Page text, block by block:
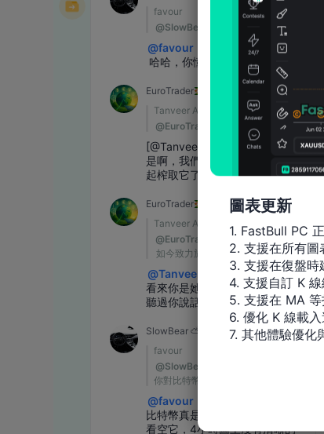
圖表更新
1. FastBull PC
2. 支援在所有圖
3. 支援在復盤時
4. 支援自訂 K
5. 支援在 MA
6. 優化 K 線載
7. 其他體驗優化